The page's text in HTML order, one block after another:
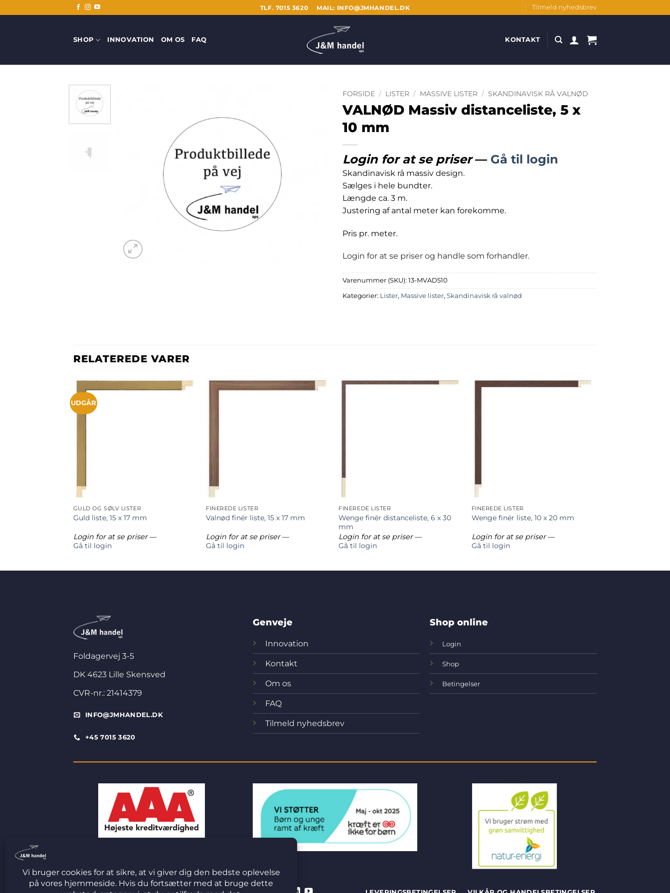
til
TLF. 7015 3620 MAIL: INFO@JMHANDEL.DK Tilmeld nyhedsbrev
SHOP INNOVATION OM OS FAQ KONTAKT
FORSIDE / LISTER / MASSIVE LISTER / SKANDINAVISK RÅ VALNØD
VALNØD Massiv distanceliste, 5 x
10 mm
Login for at se priser— Gå til login
Skandinavisk rå massiv design.
Sælges i hele bundter.
Længde ca. 3 m.
Justering af antal meter kan forekomme.
Pris pr. meter.
Login for at se priser og handle som forhandler.
Varenummer (SKU): 13-MVAD510
Kategorier: Lister, Massive lister, Skandinavisk rå valnød
RELATEREDE VARER
UDGÅR
GULD OG SØLV LISTER
Guld liste, 15 x 17 mm
Login for at se priser—
Gå til login
FINEREDE LISTER
Valnød finér liste, 15 x 17 mm
Login for at se priser—
Gå til login
FINEREDE LISTER
Wenge finér distanceliste, 6 x 30
mm
Login for at se priser—
Gå til login
FINEREDE LISTER
Wenge finér liste, 10 x 20 mm
Login for at se priser—
Gå til login
Foldagervej 3-5
DK 4623 Lille Skensved
CVR-nr.: 21414379
INFO@JMHANDEL.DK
+45 7015 3620
Genveje
Innovation
Kontakt
Om os
FAQ
Tilmeld nyhedsbrev
Shop online
Login
Shop
Betingelser
© 2026 J&M Handel ApS